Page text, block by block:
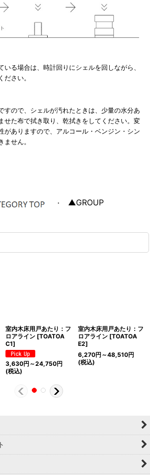
いる場合は、時計回りにシェルを回しながら、
ださい。
すので、シェルが汚れたときは、少量の水分あ
せた布で拭き取り、乾拭きをしてください。変
がありますので、アルコール・ベンジン・シン
せん。
・ ▲GROUP
室内木床用戸あたり：フ
ロアライン [TOATOA
C1]
3,630円 ～24,750円
(税込)
室内木床用戸あたり：フ
ロアライン [TOATOA
E2]
6,270円 ～48,510円
(税込)